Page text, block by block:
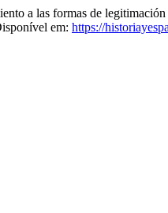
a las formas de
em: https://